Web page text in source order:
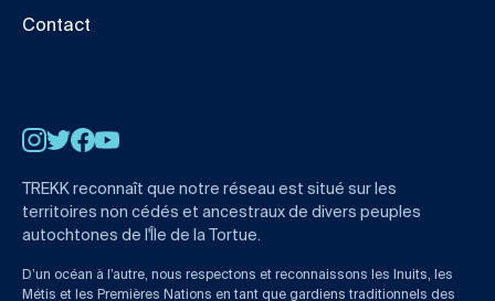
Contact
Instagram
Twitter
Facebook
TREKK reconnaît que notre réseau est situé sur les
territoires non cédés et ancestraux de divers peuples
autochtones de l'Île de la Tortue.
D’un océan à l’autre, nous respectons et reconnaissons les Inuits, les
Métis et les Premières Nations en tant que gardiens traditionnels des